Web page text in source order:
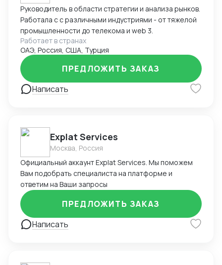
Руководитель в области стратегии и анализа рынков.
Работала с с различными индустриями - от тяжелой
промышленности до телекома и web 3.
Работает в странах
ОАЭ, Россия, США, Турция
Написать
ПРЕДЛОЖИТЬ ЗАКАЗ
Explat Services
Москва, Россия
Официальный аккаунт Explat Services. Мы поможем
Вам подобрать специалиста на платформе и
ответим на Ваши запросы
Написать
ПРЕДЛОЖИТЬ ЗАКАЗ